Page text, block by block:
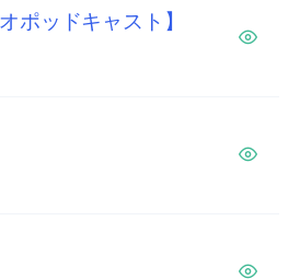
ポッドキャスト】